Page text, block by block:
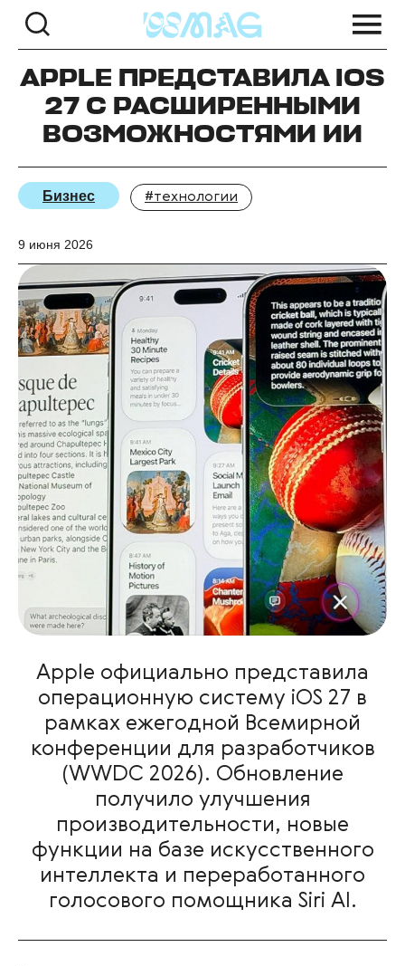
APPLE ПРЕДСТАВИЛА IOS
27 С РАСШИРЕННЫМИ
ВОЗМОЖНОСТЯМИ ИИ
Бизнес #технологии
9 июня 2026
Apple официально представила
операционную систему iOS 27 в
рамках ежегодной Всемирной
конференции для разработчиков
(WWDC 2026). Обновление
получило улучшения
производительности, новые
функции на базе искусственного
интеллекта и переработанного
голосового помощника Siri AI.